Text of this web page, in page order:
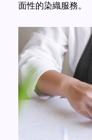
面性的染織服務。